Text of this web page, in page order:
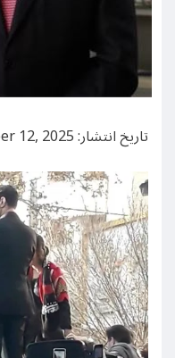
تاریخ انتشار: December 12, 2025